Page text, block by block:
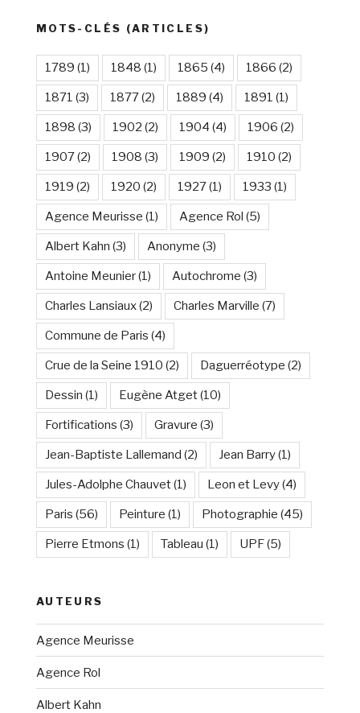
MOTS-CLÉS (ARTICLES)
1789 (1) 1848 (1) 1865 (4) 1866 (2)
1871 (3) 1877(2) 1889 (4) 1891 (1)
1898 (3) 1902 (2) 1904 (4) 1906 (2)
1907(2) 1908 (3) 1909 (2) 1910 (2)
1919 (2) 1920 (2) 1927(1) 1933 (1)
Agence Meurisse (1) Agence Rol (5)
Albert Kahn (3) Anonyme (3)
Antoine Meunier(1) Autochrome (3)
Charles Lansiaux(2) Charles Marville (7)
Commune de Paris (4)
Crue de la Seine 1910 (2) Daguerréotype (2)
Dessin (1) Eugène Atget(10)
Fortifications (3) Gravure (3)
Jean-Baptiste Lallemand (2) Jean Barry(1)
Jules-Adolphe Chauvet(1) Leon et Levy(4)
Paris (56) Peinture (1) Photographie (45)
Pierre Etmons (1) Tableau (1) UPF(5)
AUTEURS
Agence Meurisse
Agence Rol
Albert Kahn